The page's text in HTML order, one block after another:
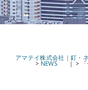
アマテイ株式会社｜釘・
> NEWS >